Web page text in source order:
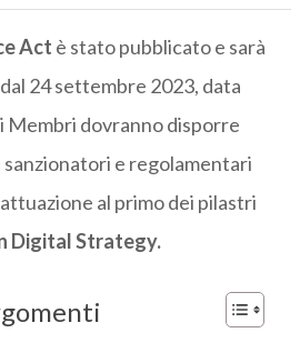
Act è stato pubblicato e sarà
24 settembre 2023, data
Membri dovranno disporre
e regolamentari
al primo dei pilastri
Digital Strategy.